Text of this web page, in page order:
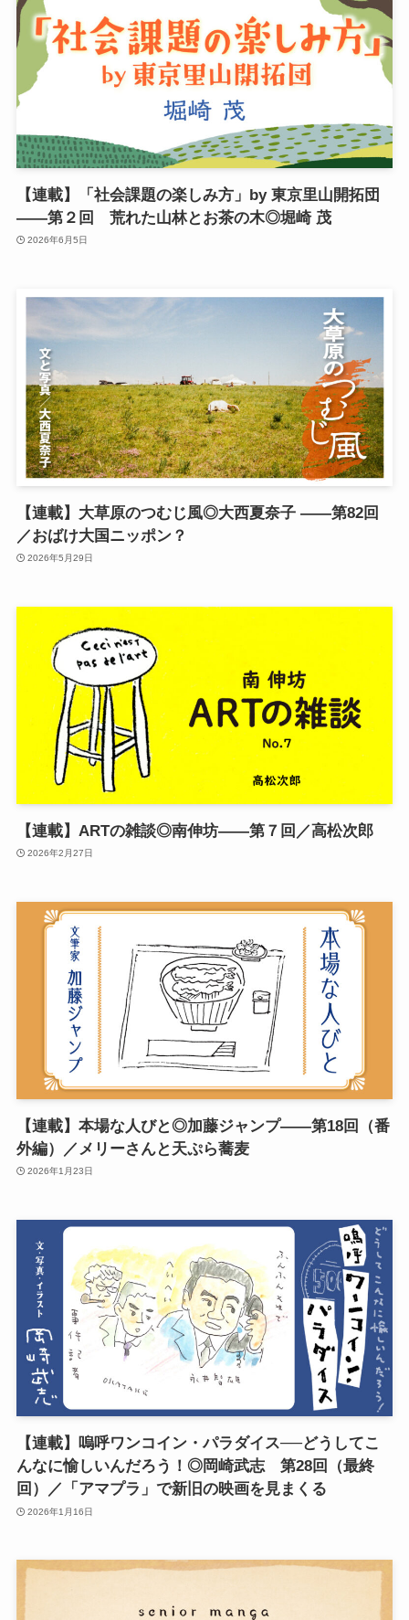
【連載】「社会課題の楽しみ方」by 東京里山開拓団
――第２回 荒れた山林とお茶の木◎堀崎 茂
2026年6月5日
【連載】大草原のつむじ風◎大西夏奈子 ——第82回
／おばけ大国ニッポン？
2026年5月29日
【連載】ARTの雑談◎南伸坊——第７回／高松次郎
2026年2月27日
【連載】本場な人びと◎加藤ジャンプ――第18回（番
外編）／メリーさんと天ぷら蕎麦
2026年1月23日
【連載】嗚呼ワンコイン・パラダイス──どうしてこ
んなに愉しいんだろう！◎岡崎武志 第28回（最終
回）／「アマプラ」で新旧の映画を見まくる
2026年1月16日